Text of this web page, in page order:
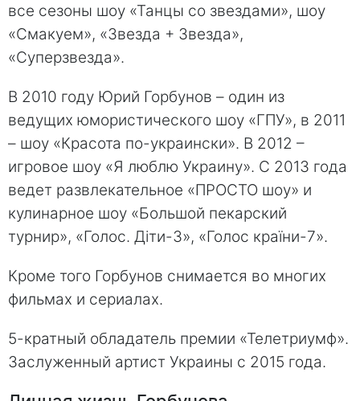
все сезоны шоу «Танцы со звездами», шоу
«Смакуем», «Звезда + Звезда»,
«Суперзвезда».
В 2010 году Юрий Горбунов – один из
ведущих юмористического шоу «ГПУ», в 2011
– шоу «Красота по-украински». В 2012 –
игровое шоу «Я люблю Украину». С 2013 года
ведет развлекательное «ПРОСТО шоу» и
кулинарное шоу «Большой пекарский
турнир», «Голос. Діти-3», «Голос країни-7».
Кроме того Горбунов снимается во многих
фильмах и сериалах.
5-кратный обладатель премии «Телетриумф».
Заслуженный артист Украины с 2015 года.